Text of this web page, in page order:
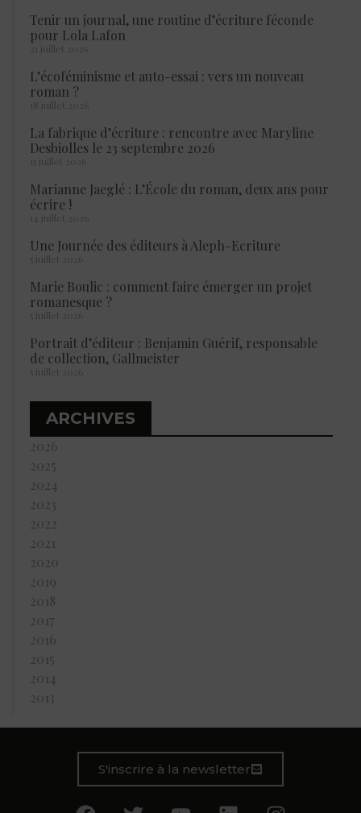
Tenir un journal, une routine d’écriture féconde
pour Lola Lafon
21 juillet 2026
L’écoféminisme et auto-essai : vers un nouveau
roman ?
18 juillet 2026
La fabrique d’écriture : rencontre avec Maryline
Desbiolles le 23 septembre 2026
15 juillet 2026
Marianne Jaeglé : L’École du roman, deux ans pour
écrire !
14 juillet 2026
Une Journée des éditeurs à Aleph-Ecriture
5 juillet 2026
Marie Boulic : comment faire émerger un projet
romanesque ?
5 juillet 2026
Portrait d’éditeur : Benjamin Guérif, responsable
de collection, Gallmeister
5 juillet 2026
ARCHIVES
2026
2025
2024
2023
2022
2021
2020
2019
2018
2017
2016
2015
2014
2013
S'inscrire à la newsletter